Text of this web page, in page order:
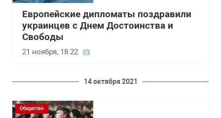
Европейские дипломаты поздравили
украинцев с Днем Достоинства и
Свободы
21 ноября, 18:22
14 октября 2021
Общество